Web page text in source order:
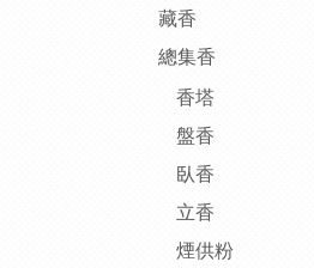
藏香
總集香
香塔
盤香
臥香
立香
煙供粉